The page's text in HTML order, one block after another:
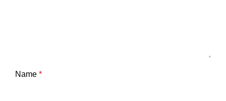
Name *